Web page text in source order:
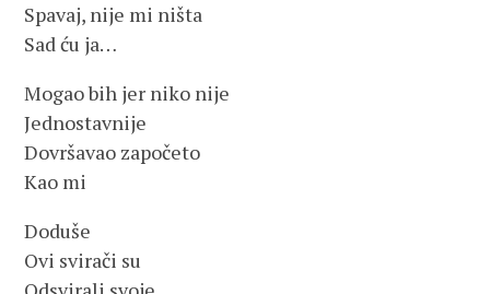
Spavaj, nije mi ništa
Sad ću ja…
Mogao bih jer niko nije
Jednostavnije
Dovršavao započeto
Kao mi
Doduše
Ovi svirači su